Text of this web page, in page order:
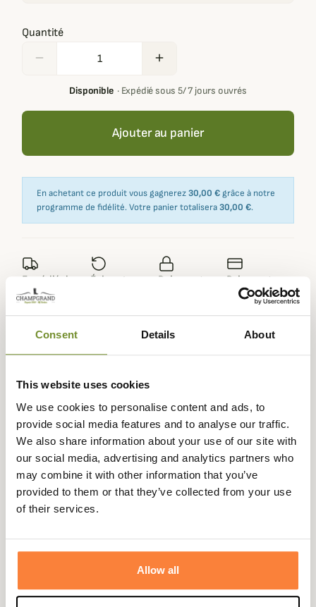
Consent Details About
This website uses cookies
We use cookies to personalise content and ads, to
provide social media features and to analyse our traffic.
We also share information about your use of our site with
our social media, advertising and analytics partners who
may combine it with other information that you’ve
provided to them or that they’ve collected from your use
of their services.
Allow all
Quantité
remove add
Disponible· Expédié sous 5/ 7 jours ouvrés
Ajouter au panier
En achetant ce produit vous gagnerez30,00 € grâce à notre
programme de fidélité. Votre panier totalisera30,00 €.
Expédié dans
la journée
Échange ou
90 jours
Paiement
Paiement en
3 fois dès 100
euros
Description
Alexandre Mareuil vous propose ce très beau sac à dos en
toile et cuir pour vos journées de chasse ou vos voyages.
Les cuirs et tissus haut de gamme utilisés par l'entreprise
Alexandre Mareuil vous permettront de garder ce sac
pendant toute votre vie.
acceuillir des vêtements et accessoires pour se rendre au
poste. Le sac Alexandre mareuil possède une proche
papiers...